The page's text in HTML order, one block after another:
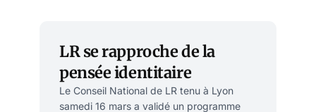
LR se rapproche de la
pensée identitaire
Le Conseil National de LR tenu à Lyon
samedi 16 mars a validé un programme